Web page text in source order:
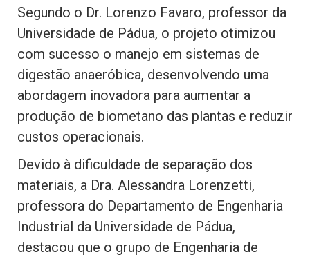
Segundo o Dr. Lorenzo Favaro, professor da
Universidade de Pádua, o projeto otimizou
com sucesso o manejo em sistemas de
digestão anaeróbica, desenvolvendo uma
abordagem inovadora para aumentar a
produção de biometano das plantas e reduzir
custos operacionais.
Devido à dificuldade de separação dos
materiais, a Dra. Alessandra Lorenzetti,
professora do Departamento de Engenharia
Industrial da Universidade de Pádua,
destacou que o grupo de Engenharia de